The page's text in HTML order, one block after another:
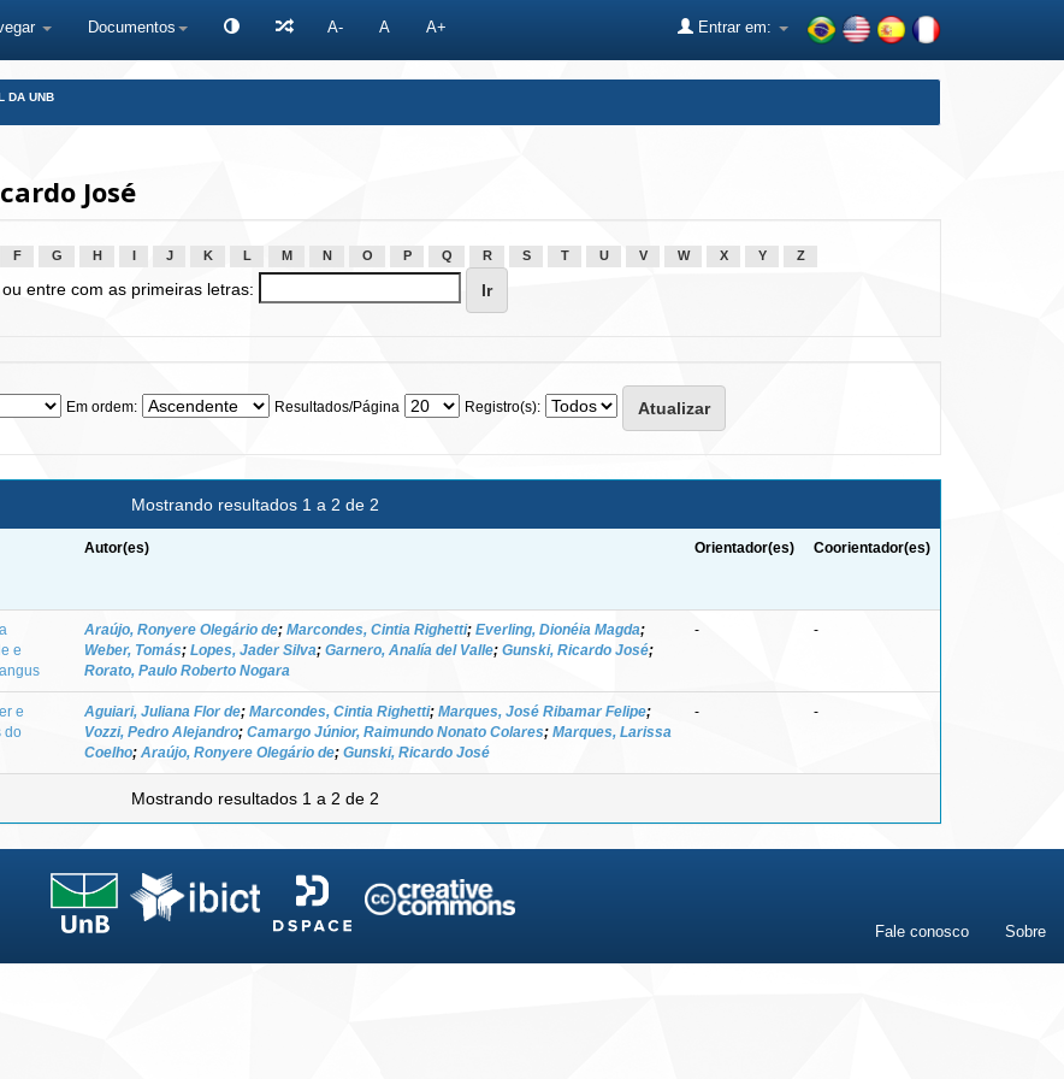
Documentos A- A A+ Entrar em:
DA UNB
José
F G H J K L M N O P Q R S T U V W X Y Z
ou entre com as primeiras letras:
Em ordem: Resultados/Página Registro(s):
Mostrando resultados 1 a 2 de 2
Autor(es) Orientador(es) Coorientador(es)
e
Araújo, Ronyere Olegário de; Marcondes, Cintia Righetti; Everling, Dionéia Magda;
Weber, Tomás; Lopes, Jader Silva; Garnero, Analía del Valle; Gunski, Ricardo José;
Rorato, Paulo Roberto Nogara
- -
e
do
Aguiari, Juliana Flor de; Marcondes, Cintia Righetti; Marques, José Ribamar Felipe;
Vozzi, Pedro Alejandro; Camargo Júnior, Raimundo Nonato Colares; Marques, Larissa
Coelho; Araújo, Ronyere Olegário de; Gunski, Ricardo José
- -
Mostrando resultados 1 a 2 de 2
Fale conosco Sobre